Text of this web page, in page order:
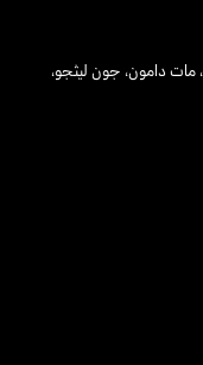
،مات دامون، جون ليثجو،